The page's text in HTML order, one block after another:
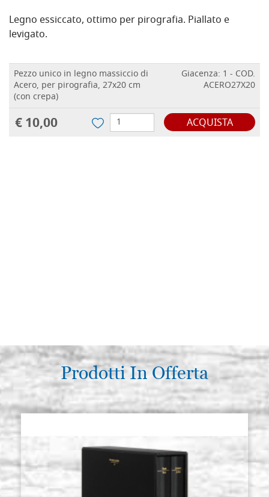
Legno essiccato, ottimo per pirografia. Piallato e
levigato.
Pezzo unico in legno massiccio di
Acero, per pirografia, 27x20 cm
(con crepa)
Giacenza: 1 - COD.
ACERO27X20
€ 10,00 ACQUISTA
Prodotti In Offerta